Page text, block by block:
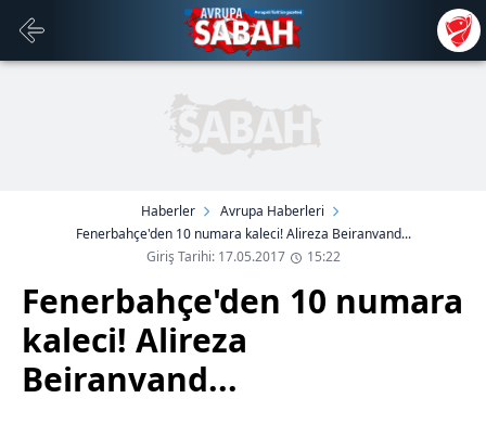
Haberler
Avrupa Haberleri
Fenerbahçe'den 10 numara kaleci! Alireza Beiranvand...
Giriş Tarihi: 17.05.2017
15:22
Fenerbahçe'den 10 numara
kaleci! Alireza
Beiranvand...